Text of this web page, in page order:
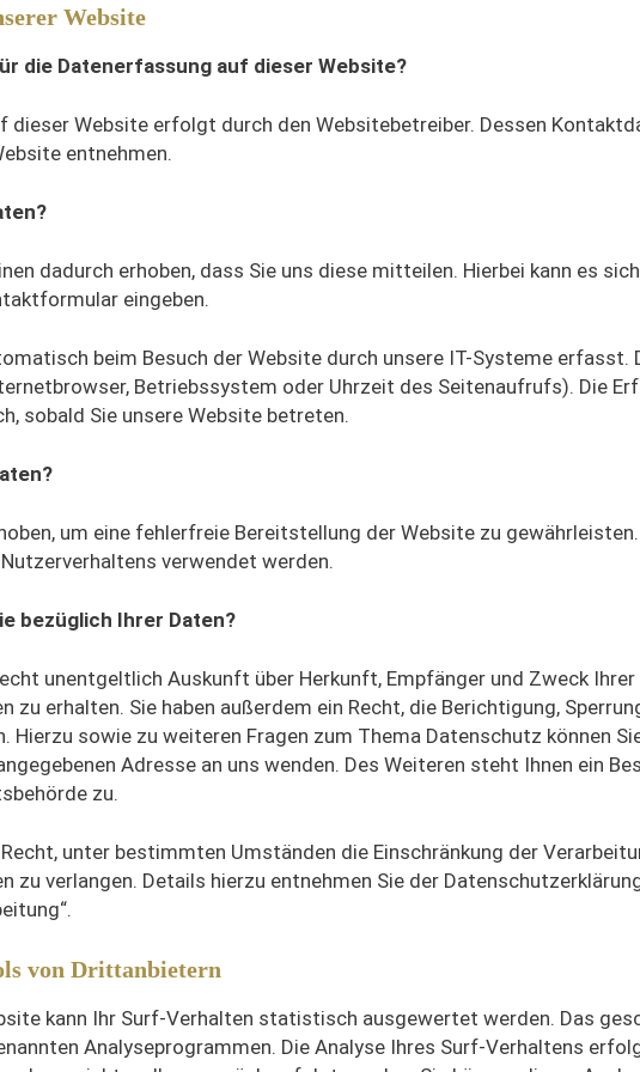
Website
die Datenerfassung auf dieser Website?
dieser Website erfolgt durch den Websitebetreiber. Dessen
entnehmen.
dadurch erhoben, dass Sie uns diese mitteilen. Hierbei kann es
eingeben.
beim Besuch der Website durch unsere IT-Systeme erfasst.
Betriebssystem oder Uhrzeit des Seitenaufrufs). Die
sobald Sie unsere Website betreten.
um eine fehlerfreie Bereitstellung der Website zu
verwendet werden.
bezüglich Ihrer Daten?
unentgeltlich Auskunft über Herkunft, Empfänger und Zweck
zu erhalten. Sie haben außerdem ein Recht, die Berichtigung,
Hierzu sowie zu weiteren Fragen zum Thema Datenschutz können
Adresse an uns wenden. Des Weiteren steht Ihnen ein
zu.
unter bestimmten Umständen die Einschränkung der
zu verlangen. Details hierzu entnehmen Sie der
von Drittanbietern
kann Ihr Surf-Verhalten statistisch ausgewertet werden. Das
Analyseprogrammen. Die Analyse Ihres Surf-Verhaltens